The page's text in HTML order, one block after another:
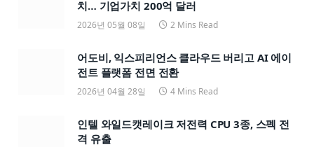
치… 기업가치 200억 달러
2026년 05월 08일 2 Mins Read
어도비, 익스피리언스 클라우드 버리고 AI 에이
전트 플랫폼 전면 전환
2026년 04월 28일 4 Mins Read
인텔 와일드캣레이크 저전력 CPU 3종, 스펙 전
격 유출